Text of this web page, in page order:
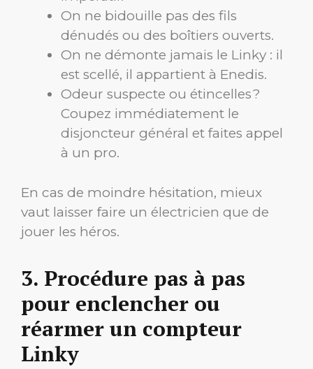
On ne bidouille pas des fils
dénudés ou des boîtiers ouverts.
On ne démonte jamais le Linky : il
est scellé, il appartient à Enedis.
Odeur suspecte ou étincelles ?
Coupez immédiatement le
disjoncteur général et faites appel
à un pro.
En cas de moindre hésitation, mieux
vaut laisser faire un électricien que de
jouer les héros.
3. Procédure pas à pas
pour enclencher ou
réarmer un compteur
Linky